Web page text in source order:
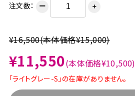
注文数： ー ＋
¥16,500(本体価格¥15,000)
¥11,550(本体価格¥10,500)
「ライトグレー-S」の在庫がありません。